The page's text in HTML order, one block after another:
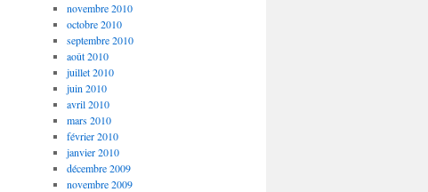
novembre 2010
octobre 2010
septembre 2010
août 2010
juillet 2010
juin 2010
avril 2010
mars 2010
février 2010
janvier 2010
décembre 2009
novembre 2009